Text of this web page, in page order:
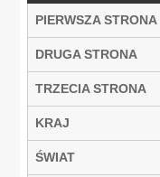
PIERWSZA STRONA
DRUGA STRONA
TRZECIA STRONA
KRAJ
ŚWIAT